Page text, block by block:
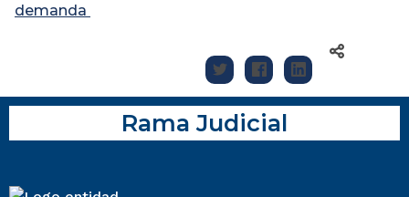
demanda
Rama Judicial